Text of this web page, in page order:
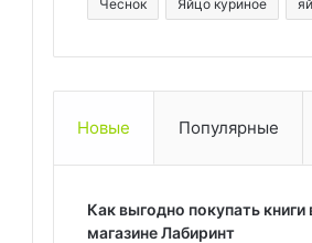
Чеснок Яйцо куриное
Новые Популярные
Как выгодно покупать книги
магазине Лабиринт